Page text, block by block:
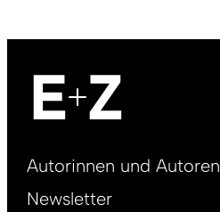
Footer
DE
Autorinnen und Autoren
Newsletter